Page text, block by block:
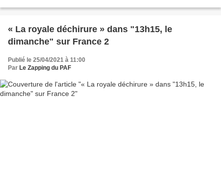
« La royale déchirure » dans "13h15, le
dimanche" sur France 2
Publié le 25/04/2021 à 11:00
Par Le Zapping du PAF